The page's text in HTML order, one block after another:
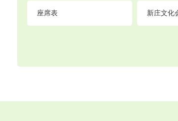
座席表 新庄文化